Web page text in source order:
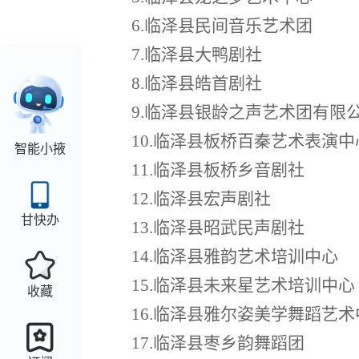
智能小掖
甘快办
收藏
6.临泽县民间音乐艺术团
7.临泽县大鸭剧社
8.临泽县皓首剧社
9.临泽县银龄之声艺术团有限
10.临泽县板桥百秦艺术表演中
11.临泽县板桥乡音剧社
12.临泽县宏声剧社
13.临泽县昭武民声剧社
14.临泽县雅韵艺术培训中心
15.临泽县未来星艺术培训中心
16.临泽县雅尔姿美学舞蹈艺
17.临泽县枣乡韵舞蹈团